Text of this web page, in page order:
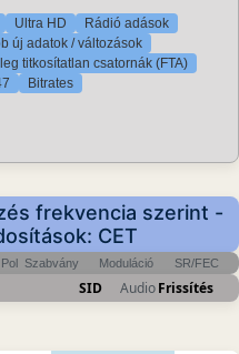
Ultra HD
Rádió adások
új adatok / változások
titkosítatlan csatornák (FTA)
Bitrates
frekvencia szerint -
CET
Pol Szabvány Moduláció SR/FEC
SID AudioFrissítés